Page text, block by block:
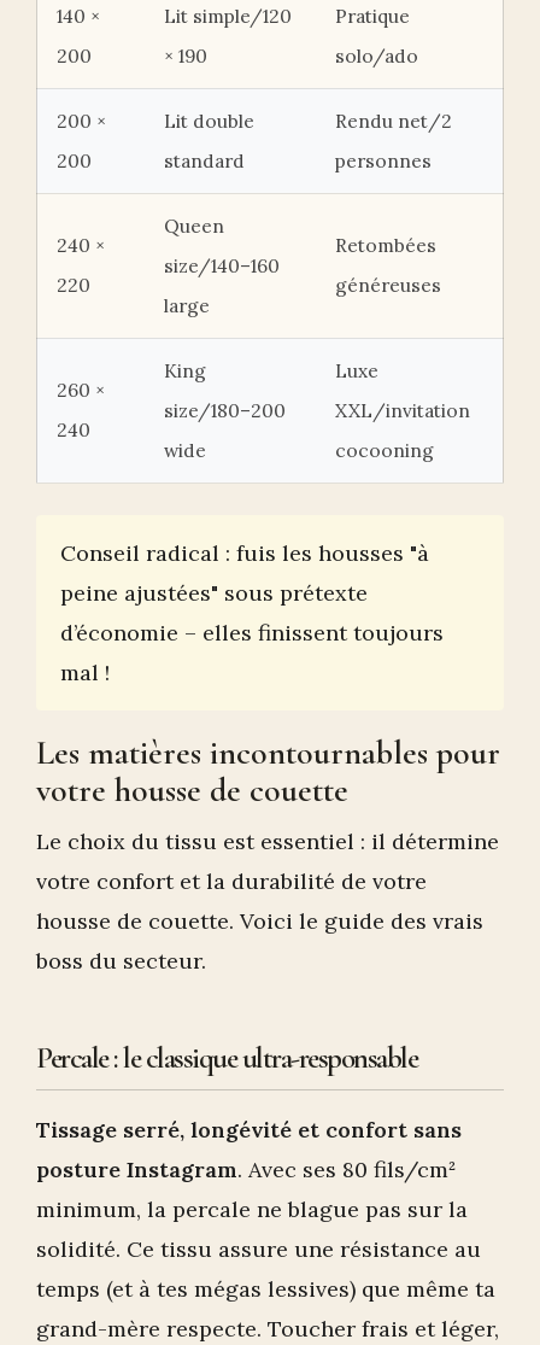
140 ×
200
Lit simple/120
× 190
Pratique
solo/ado
200 ×
200
Lit double
standard
Rendu net/2
personnes
240 ×
220
Queen
size/140–160
large
Retombées
généreuses
260 ×
240
King
size/180–200
wide
Luxe
XXL/invitation
cocooning
Conseil radical : fuis les housses "à
peine ajustées" sous prétexte
d’économie – elles finissent toujours
mal !
Les matières incontournables pour
votre housse de couette
Le choix du tissu est essentiel : il détermine
votre confort et la durabilité de votre
housse de couette. Voici le guide des vrais
boss du secteur.
Percale : le classique ultra-responsable
Tissage serré, longévité et confort sans
posture Instagram. Avec ses 80 fils/cm²
minimum, la percale ne blague pas sur la
solidité. Ce tissu assure une résistance au
temps (et à tes mégas lessives) que même ta
grand-mère respecte. Toucher frais et léger,